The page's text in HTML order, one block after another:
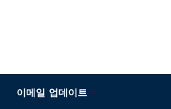
이메일 업데이트